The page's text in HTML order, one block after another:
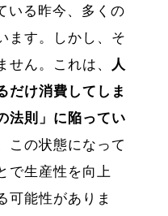
いる昨今、多くの
ます。しかし、そ
せん。これは、
人
だけ消費してしま
法則」に陥ってい
この状態になって
で生産性を向上
可能性がありま